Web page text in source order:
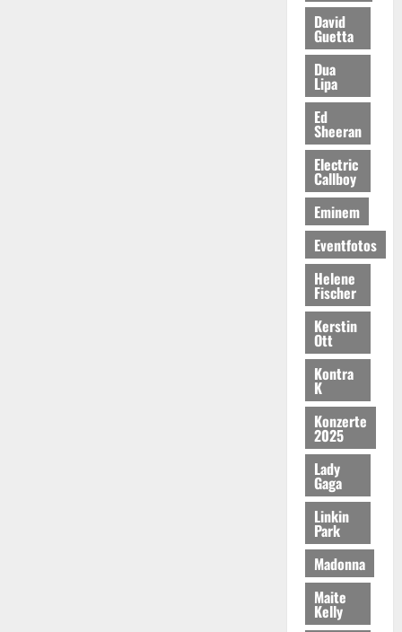
David
Guetta
Dua
Lipa
Ed
Sheeran
Electric
Callboy
Eminem
Eventfotos
Helene
Fischer
Kerstin
Ott
Kontra
K
Konzerte
2025
Lady
Gaga
Linkin
Park
Madonna
Maite
Kelly